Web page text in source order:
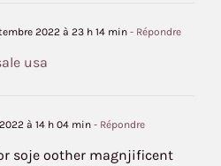
2022 à 23 h 14 min - Répondre
usa
à 14 h 04 min - Répondre
soje oother magnjificent